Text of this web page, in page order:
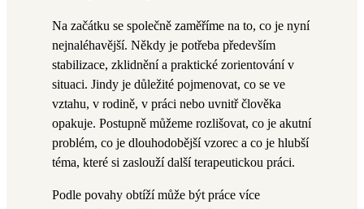
Na začátku se společně zaměříme na to, co je nyní
nejnaléhavější. Někdy je potřeba především
stabilizace, zklidnění a praktické zorientování v
situaci. Jindy je důležité pojmenovat, co se ve
vztahu, v rodině, v práci nebo uvnitř člověka
opakuje. Postupně můžeme rozlišovat, co je akutní
problém, co je dlouhodobější vzorec a co je hlubší
téma, které si zaslouží další terapeutickou práci.
Podle povahy obtíží může být práce více